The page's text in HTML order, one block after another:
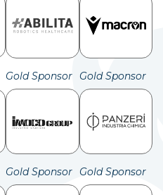
Gold Sponsor Gold Sponsor
Gold Sponsor Gold Sponsor